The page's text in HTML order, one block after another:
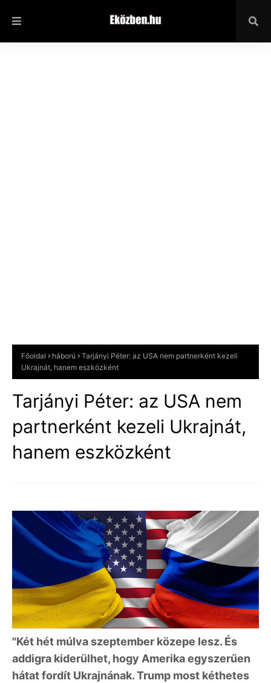
Főoldal háború
Tarjányi Péter: az USA nem partnerként kezeli
Ukrajnát, hanem eszközként
Tarjányi Péter: az USA nem
partnerként kezeli Ukrajnát,
hanem eszközként
"Két hét múlva szeptember közepe lesz. És
addigra kiderülhet, hogy Amerika egyszerűen
hátat fordít Ukrajnának. Trump most kéthetes